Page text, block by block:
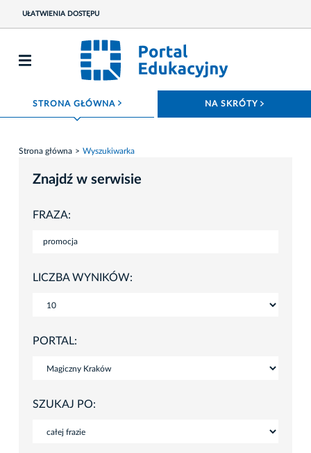
UŁATWIENIA DOSTĘPU
STRONA GŁÓWNA ROZWIŃ MENU NA SKRÓTY
Strona główna Wyszukiwarka
Znajdź w serwisie
FRAZA:
LICZBA WYNIKÓW:
PORTAL:
SZUKAJ PO: